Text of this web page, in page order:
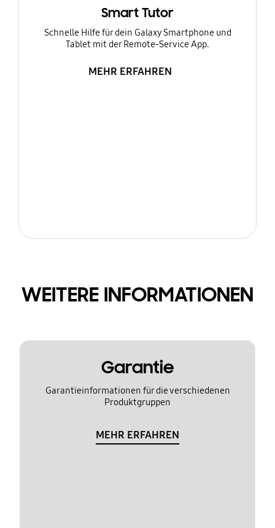
Smart Tutor
Schnelle Hilfe für dein Galaxy Smartphone und
Tablet mit der Remote-Service App.
MEHR ERFAHREN
WEITERE INFORMATIONEN
Garantie
Garantieinformationen für die verschiedenen
Produktgruppen
MEHR ERFAHREN